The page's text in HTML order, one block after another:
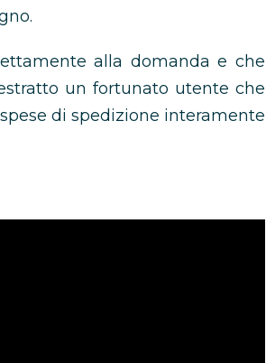
alla domanda e che
un fortunato utente che
di spedizione interamente